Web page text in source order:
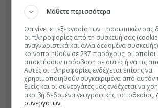
Μάθετε περισσότερα
Θα γίνει επεξεργασία των προσωπικών σας
οι πληροφορίες από τη συσκευή σας
αναγνωριστικά και άλλα δεδομένα
κοινοποιηθούν σε 237 παρόχους, οι
αποκτήσουν πρόσβαση σε αυτές ή να τις
Αυτές οι πληροφορίες ενδέχεται επίσης να
χρησιμοποιηθούν συγκεκριμένα από αυτόν
Εμείς και οι συνεργάτες μας ενδέχεται να
ακριβή δεδομένα γεωγραφικής τοποθεσίας.
συνεργατών.